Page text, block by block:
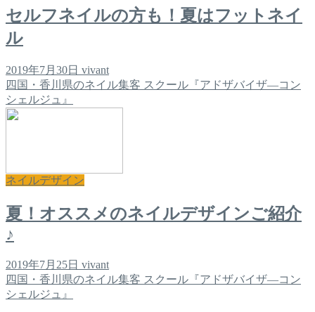
セルフネイルの方も！夏はフットネイ
ル
2019年7月30日 vivant
四国・香川県のネイル集客 スクール『アドザバイザ―コン
シェルジュ』
ネイルデザイン
夏！オススメのネイルデザインご紹介
♪
2019年7月25日 vivant
四国・香川県のネイル集客 スクール『アドザバイザ―コン
シェルジュ』